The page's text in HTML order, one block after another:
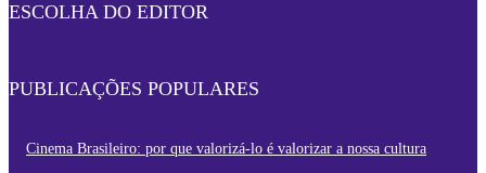
ESCOLHA DO EDITOR
PUBLICAÇÕES POPULARES
Cinema Brasileiro: por que valorizá-lo é valorizar a nossa cultura